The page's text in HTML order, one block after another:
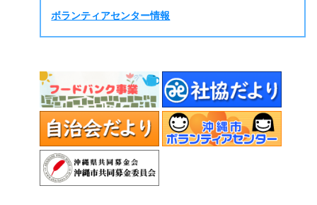
ボランティアセンター情報